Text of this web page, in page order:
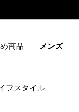
商品 メンズ
フスタイル